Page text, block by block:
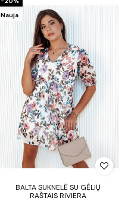
Nauja
BALTA SUKNELĖ SU GĖLIŲ
RAŠTAIS RIVIERA